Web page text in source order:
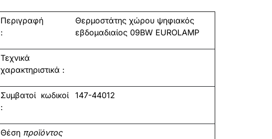
Περιγραφή
:
Θερμοστάτης χώρου ψηφιακός
εβδομαδιαίος 09BW EUROLAMP
Τεχνικά
χαρακτηριστικά :
Συμβατοί κωδικοί
:
147-44012
Θέση προϊόντος